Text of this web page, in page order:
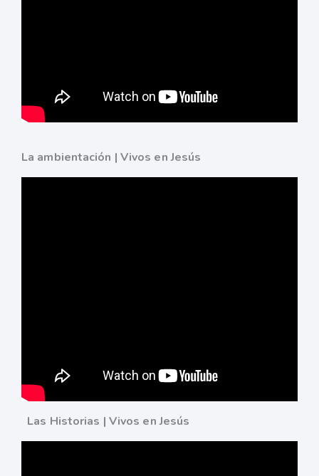
La ambientación | Vivos en Jesús
Las Historias | Vivos en Jesús